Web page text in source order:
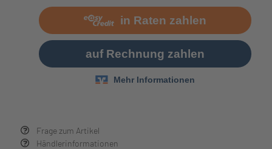
Frage zum Artikel
Händlerinformationen